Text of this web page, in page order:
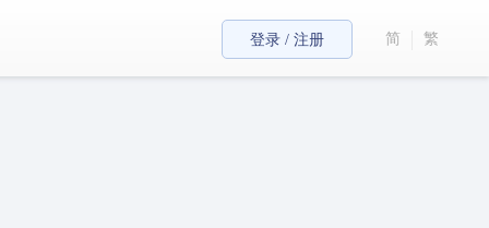
登录 / 注册 简 繁